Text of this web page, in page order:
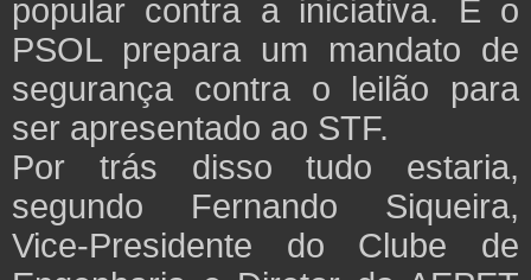
popular contra a iniciativa. E o
PSOL prepara um mandato de
segurança contra o leilão para
ser apresentado ao STF.
Por trás disso tudo estaria,
segundo Fernando Siqueira,
Vice-Presidente do Clube de